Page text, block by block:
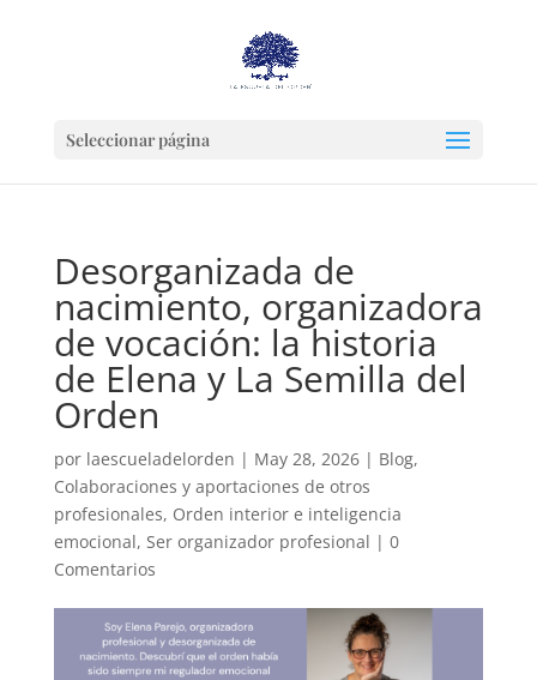
Seleccionar página
Desorganizada de
nacimiento, organizadora
de vocación: la historia
de Elena y La Semilla del
Orden
por laescueladelorden | May 28, 2026| Blog,
Colaboraciones y aportaciones de otros
profesionales, Orden interior e inteligencia
emocional, Ser organizador profesional | 0
Comentarios